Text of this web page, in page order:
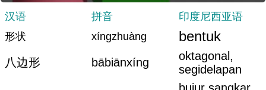
汉语 拼音
印度尼西亚语
形状
xíngzhuàng bentuk
八边形 bābiānxíng
oktagonal,
segidelapan
bujur sangkar,